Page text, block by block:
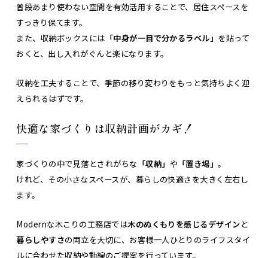
普段あまり使わない空間を有効活用することで、居住スペースを
すっきり保てます。
また、収納ボックスには 「中身が一目で分かるラベル」 を貼って
おくと、出し入れがぐんと楽になります。
収納を工夫することで、季節の移り変わりをもっと気持ちよく迎
えられるはずです。
快適な家づくりは収納計画がカギ！
家づくりの中で見落とされがちな 「収納」 や 「置き場」。
けれど、その小さなスペースが、暮らしの快適さを大きく左右し
ます。
Modernな木こりの工務店では木のぬくもりを感じるデザイン と
暮らしやすさの両立を大切に、お客様一人ひとりのライフスタイ
ルに合わせた収納や動線のご提案を行っています。